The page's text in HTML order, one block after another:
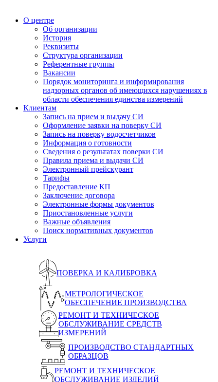
О центре
Об организации
История
Реквизиты
Структура организации
Референтные группы
Вакансии
Порядок мониторинга и информирования
надзорных органов об имеющихся нарушениях в
области обеспечения единства измерений
Клиентам
Запись на прием и выдачу СИ
Оформление заявки на поверку СИ
Запись на поверку водосчетчиков
Информация о готовности
Сведения о результатах поверки СИ
Правила приема и выдачи СИ
Электронный прейскурант
Тарифы
Предоставление КП
Заключение договора
Электронные формы документов
Приостановленные услуги
Важные объявления
Поиск нормативных документов
Услуги
ПОВЕРКА И КАЛИБРОВКА
МЕТРОЛОГИЧЕСКОЕ
ОБЕСПЕЧЕНИЕ ПРОИЗВОДСТВА
РЕМОНТ И ТЕХНИЧЕСКОЕ
ОБСЛУЖИВАНИЕ СРЕДСТВ
ИЗМЕРЕНИЙ
ПРОИЗВОДСТВО СТАНДАРТНЫХ
ОБРАЗЦОВ
РЕМОНТ И ТЕХНИЧЕСКОЕ
ОБСЛУЖИВАНИЕ ИЗДЕЛИЙ